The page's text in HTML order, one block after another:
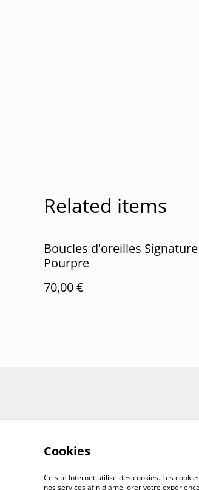
Related items
Boucles d'oreilles Signature
Pourpre
70,00 €
Cookies
Ce site Internet utilise des cookies. Les
nos services afin d'améliorer votre